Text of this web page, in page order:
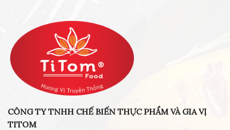
CÔNG TY TNHH CHẾ BIẾN THỰC PHẨM VÀ GIA VỊ
TITOM